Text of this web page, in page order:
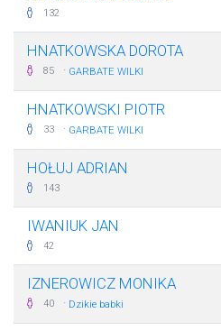
132
HNATKOWSKA DOROTA
85 · GARBATE WILKI
HNATKOWSKI PIOTR
33 · GARBATE WILKI
HOŁUJ ADRIAN
143
IWANIUK JAN
42
IZNEROWICZ MONIKA
40 · Dzikie babki